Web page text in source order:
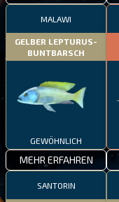
MALAWI
GELBER LEPTURUS-
BUNTBARSCH
GEWÖHNLICH
MEHR ERFAHREN
SANTORIN